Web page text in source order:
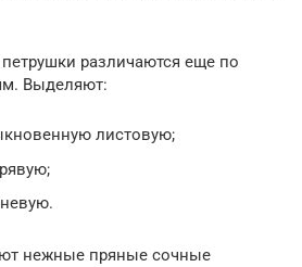
различаются еще по
Выделяют:
листовую;
нежные пряные сочные